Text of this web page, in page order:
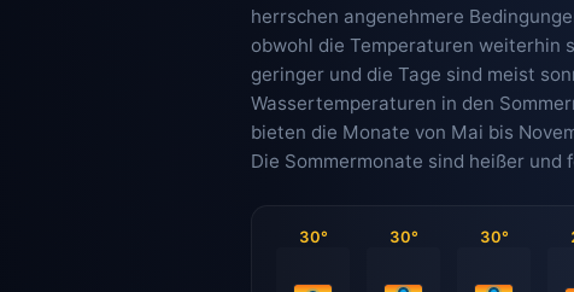
herrschen angenehmere
obwohl die Temperaturen weiterhin
geringer und die Tage sind meist
Wassertemperaturen in den
bieten die Monate von Mai bis
Die Sommermonate sind heißer
30° 30° 30°